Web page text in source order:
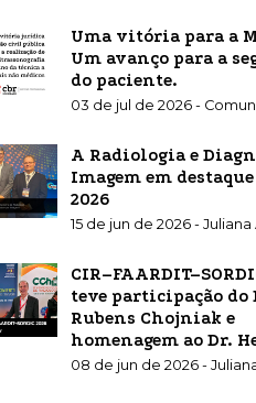
Uma vitória para a
Um avanço para a
do paciente.
03 de jul de 2026 -
A Radiologia e
Imagem em destaque
2026
15 de jun de 2026 - Juliana
teve participação do
Rubens Chojniak e
homenagem ao Dr.
Carrete Jr.
08 de jun de 2026 -